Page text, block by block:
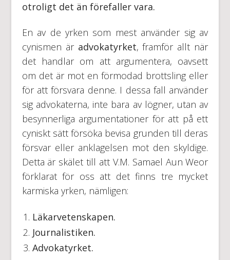
otroligt det än förefaller vara.
En av de yrken som mest använder sig av
cynismen är advokatyrket, framför allt när
det handlar om att argumentera, oavsett
om det är mot en förmodad brottsling eller
för att försvara denne. I dessa fall använder
sig advokaterna, inte bara av lögner, utan av
besynnerliga argumentationer för att på ett
cyniskt sätt försöka bevisa grunden till deras
försvar eller anklagelsen mot den skyldige.
Detta är skälet till att V.M. Samael Aun Weor
förklarat för oss att det finns tre mycket
karmiska yrken, nämligen:
Läkarvetenskapen.
Journalistiken.
Advokatyrket.